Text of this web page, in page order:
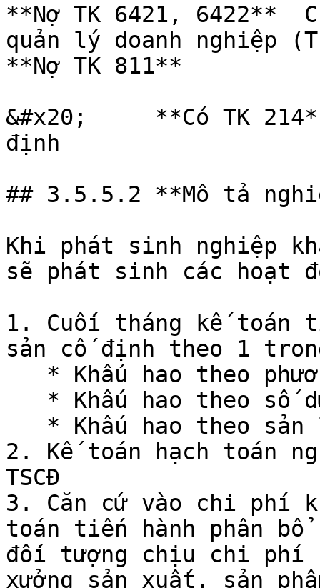
**Nợ TK 6421, 6422**
quản lý doanh nghiệp
**Nợ TK 811**
&#x20;     **Có TK
định
## 3.5.5.2 **Mô tả
Khi phát sinh nghiệp
sẽ phát sinh các hoạt
1. Cuối tháng kế toán
sản cố định theo 1
2. Kế toán hạch toán
TSCĐ
3. Căn cứ vào chi phí
toán tiến hành phân
đối tượng chịu chi phí
xưởng sản xuất, sản